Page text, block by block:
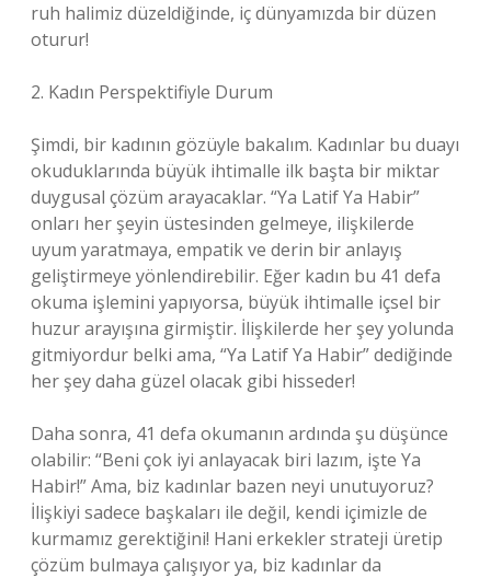
ruh halimiz düzeldiğinde, iç dünyamızda bir düzen
oturur!
2. Kadın Perspektifiyle Durum
Şimdi, bir kadının gözüyle bakalım. Kadınlar bu duayı
okuduklarında büyük ihtimalle ilk başta bir miktar
duygusal çözüm arayacaklar. “Ya Latif Ya Habir”
onları her şeyin üstesinden gelmeye, ilişkilerde
uyum yaratmaya, empatik ve derin bir anlayış
geliştirmeye yönlendirebilir. Eğer kadın bu 41 defa
okuma işlemini yapıyorsa, büyük ihtimalle içsel bir
huzur arayışına girmiştir. İlişkilerde her şey yolunda
gitmiyordur belki ama, “Ya Latif Ya Habir” dediğinde
her şey daha güzel olacak gibi hisseder!
Daha sonra, 41 defa okumanın ardında şu düşünce
olabilir: “Beni çok iyi anlayacak biri lazım, işte Ya
Habir!” Ama, biz kadınlar bazen neyi unutuyoruz?
İlişkiyi sadece başkaları ile değil, kendi içimizle de
kurmamız gerektiğini! Hani erkekler strateji üretip
çözüm bulmaya çalışıyor ya, biz kadınlar da